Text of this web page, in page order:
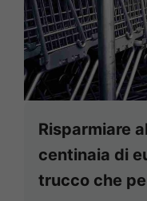
Risparmiare
centinaia di
trucco che